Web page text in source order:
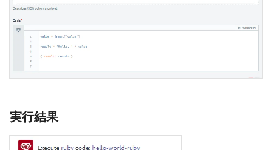
実行結果